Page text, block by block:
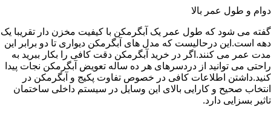
دوام و طول عمر بالا
گفته می شود که طول عمر یک آبگرمکن با کیفیت مخزن دار تقریبا یک
دهه است.این درحالیست که مدل های آبگرمکن دیواری تا دو برابر این
مدت عمر می کنند.اگر در خرید آبگرمکن دقت کافی را بکار ببرید به
راحتی می توانید از دردسرهای هر ده ساله تعویض آبگرمکن نجات پیدا
کنید.داشتن اطلاعات کافی در خصوص تفاوت پکیج و آبگرمکن در
انتخاب صحیح و کارایی بالای این وسایل در سیستم داخلی ساختمان
تاثیر بسزایی دارد.